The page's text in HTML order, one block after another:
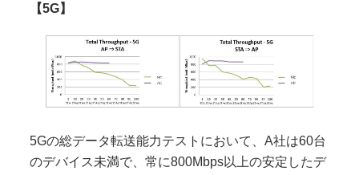
【5G】
5Gの総データ転送能力テストにおいて、A社は60台
のデバイス未満で、常に800Mbps以上の安定したデ